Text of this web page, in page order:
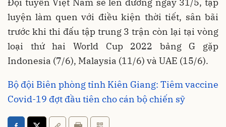
Đội tuyển Việt Nam sẽ lên đường ngày 31/5, tập
luyện làm quen với điều kiện thời tiết, sân bãi
trước khi thi đấu tập trung 3 trận còn lại tại vòng
loại thứ hai World Cup 2022 bảng G gặp
Indonesia (7/6), Malaysia (11/6) và UAE (15/6).
Bộ đội Biên phòng tỉnh Kiên Giang: Tiêm vaccine
Covid-19 đợt đầu tiên cho cán bộ chiến sỹ